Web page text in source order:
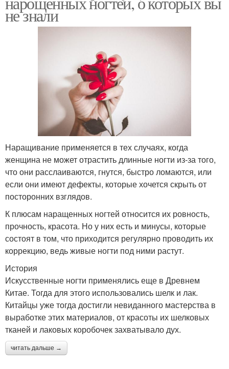
не знали
Наращивание применяется в тех случаях, когда
женщина не может отрастить длинные ногти из-за того,
что они расслаиваются, гнутся, быстро ломаются, или
если они имеют дефекты, которые хочется скрыть от
посторонних взглядов.
К плюсам наращенных ногтей относится их ровность,
прочность, красота. Но у них есть и минусы, которые
состоят в том, что приходится регулярно проводить их
коррекцию, ведь живые ногти под ними растут.
История
Искусственные ногти применялись еще в Древнем
Китае. Тогда для этого использовались шелк и лак.
Китайцы уже тогда достигли невиданного мастерства в
выработке этих материалов, от красоты их шелковых
тканей и лаковых коробочек захватывало дух.
читать дальше →